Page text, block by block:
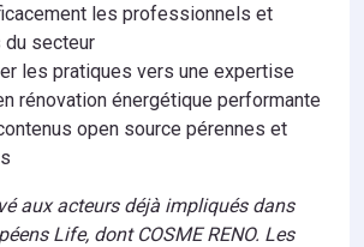
les professionnels et
du secteur
les pratiques vers une expertise
rénovation énergétique performante
open source pérennes et
aux acteurs déjà impliqués dans
Life, dont COSME RENO. Les